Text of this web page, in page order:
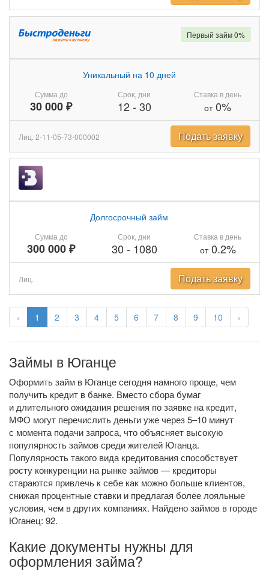
‹ 1 2 3 4 5 6 7 8 9 10 ›
Сумма до
30 000 ₽
Уникальный на 10 дней
Срок, дни
12- 30
Ставка в день
от0%
Первый займ 0%
Лиц. 2-11-05-73-000002 Подать заявку
Сумма до
300 000 ₽
Долгосрочный займ
Срок, дни
30 - 1080
Ставка в день
от0.2%
Лиц. Подать заявку
Займы в Юганце
Оформить займ в Юганце сегодня намного проще, чем
получить кредит в банке. Вместо сбора бумаг
и длительного ожидания решения по заявке на кредит,
МФО могут перечислить деньги уже через 5–10 минут
с момента подачи запроса, что объясняет высокую
популярность займов среди жителей Юганца.
Популярность такого вида кредитования способствует
росту конкуренции на рынке займов — кредиторы
стараются привлечь к себе как можно больше клиентов,
снижая процентные ставки и предлагая более лояльные
условия, чем в других компаниях. Найдено займов в городе
Юганец: 92.
Какие документы нужны для
оформления займа?